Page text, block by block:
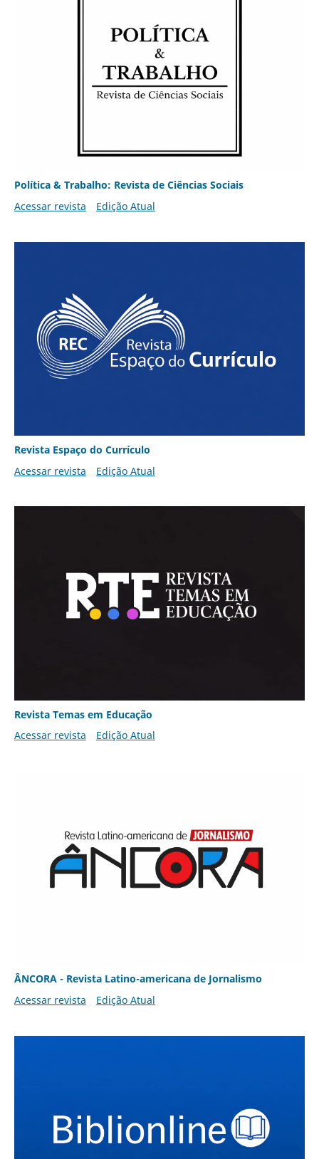
Política & Trabalho: Revista de Ciências Sociais
Acessar revista
Edição Atual
Revista Espaço do Currículo
Acessar revista
Edição Atual
Revista Temas em Educação
Acessar revista
Edição Atual
ÂNCORA - Revista Latino-americana de Jornalismo
Acessar revista
Edição Atual